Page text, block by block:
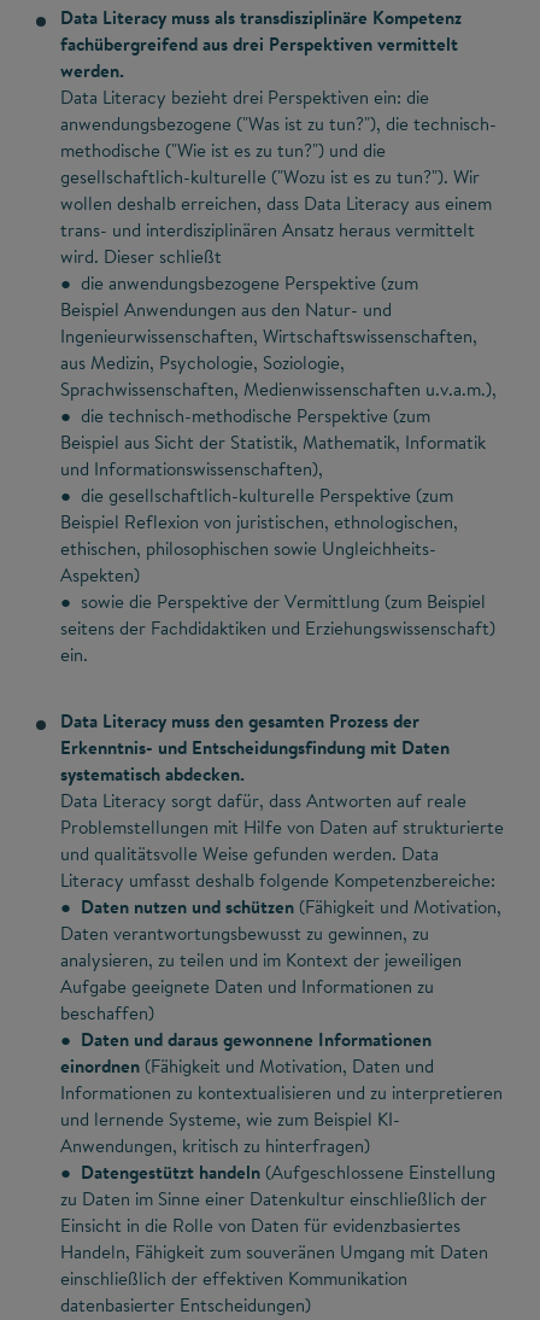
Data Literacy muss als transdisziplinäre Kompetenz
fachübergreifend aus drei Perspektiven vermittelt
werden.
Data Literacy bezieht drei Perspektiven ein: die
anwendungsbezogene ("Was ist zu tun?"), die technisch-
methodische ("Wie ist es zu tun?") und die
gesellschaftlich-kulturelle ("Wozu ist es zu tun?"). Wir
wollen deshalb erreichen, dass Data Literacy aus einem
trans- und interdisziplinären Ansatz heraus vermittelt
wird. Dieser schließt
● die anwendungsbezogene Perspektive (zum
Beispiel Anwendungen aus den Natur- und
Ingenieurwissenschaften, Wirtschaftswissenschaften,
aus Medizin, Psychologie, Soziologie,
Sprachwissenschaften, Medienwissenschaften u.v.a.m.),
● die technisch-methodische Perspektive (zum
Beispiel aus Sicht der Statistik, Mathematik, Informatik
und Informationswissenschaften),
● die gesellschaftlich-kulturelle Perspektive (zum
Beispiel Reflexion von juristischen, ethnologischen,
ethischen, philosophischen sowie Ungleichheits-
Aspekten)
● sowie die Perspektive der Vermittlung (zum Beispiel
seitens der Fachdidaktiken und Erziehungswissenschaft)
ein.
Data Literacy muss den gesamten Prozess der
Erkenntnis- und Entscheidungsfindung mit Daten
systematisch abdecken.
Data Literacy sorgt dafür, dass Antworten auf reale
Problemstellungen mit Hilfe von Daten auf strukturierte
und qualitätsvolle Weise gefunden werden. Data
Literacy umfasst deshalb folgende Kompetenzbereiche:
● Daten nutzen und schützen (Fähigkeit und Motivation,
Daten verantwortungsbewusst zu gewinnen, zu
analysieren, zu teilen und im Kontext der jeweiligen
Aufgabe geeignete Daten und Informationen zu
beschaffen)
● Daten und daraus gewonnene Informationen
einordnen (Fähigkeit und Motivation, Daten und
Informationen zu kontextualisieren und zu interpretieren
und lernende Systeme, wie zum Beispiel KI-
Anwendungen, kritisch zu hinterfragen)
● Datengestützt handeln (Aufgeschlossene Einstellung
zu Daten im Sinne einer Datenkultur einschließlich der
Einsicht in die Rolle von Daten für evidenzbasiertes
Handeln, Fähigkeit zum souveränen Umgang mit Daten
einschließlich der effektiven Kommunikation
datenbasierter Entscheidungen)